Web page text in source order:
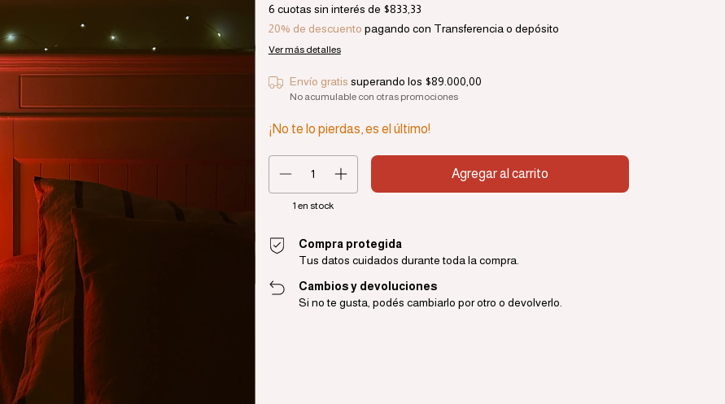
6 cuotas sin interés de $833,33
20% de descuento pagando con Transferencia o depósito
Ver más detalles
Envío gratis superando los $89.000,00
No acumulable con otras promociones
¡No te lo pierdas, es el último!
1 en stock
Compra protegida
Tus datos cuidados durante toda la compra.
Cambios y devoluciones
Si no te gusta, podés cambiarlo por otro o devolverlo.